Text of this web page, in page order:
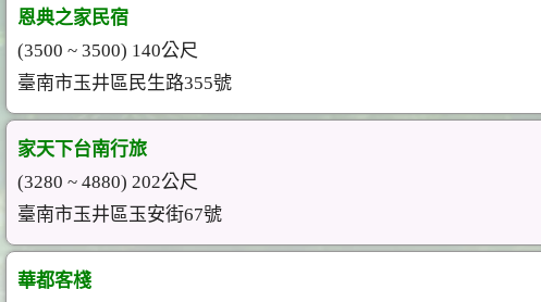
恩典之家民宿
(3500 ~ 3500) 140公尺
臺南市玉井區民生路355號
家天下台南行旅
(3280 ~ 4880) 202公尺
臺南市玉井區玉安街67號
華都客棧